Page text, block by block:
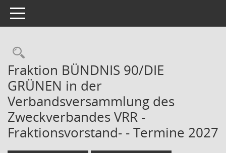
Toggle navigation
Rechercheauswahl
Fraktion BÜNDNIS 90/DIE
GRÜNEN in der
Verbandsversammlung des
Zweckverbandes VRR -
Fraktionsvorstand- - Termine 2027